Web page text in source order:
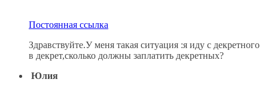
Постоянная ссылка
Здравствуйте.У меня такая ситуация :я иду с декретного
в декрет,сколько должны заплатить декретных?
Юлия